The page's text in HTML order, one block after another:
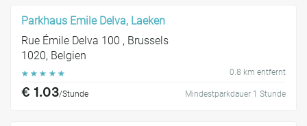
Parkhaus Emile Delva, Laeken
Rue Émile Delva 100 , Brussels
1020, Belgien
☆ ☆ ☆ ☆ ☆ 0.8 km entfernt
€ 1.03/Stunde Mindestparkdauer 1 Stunde